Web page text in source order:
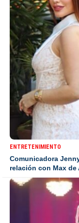
ENTRETENIMIENTO
Comunicadora
relación con Max